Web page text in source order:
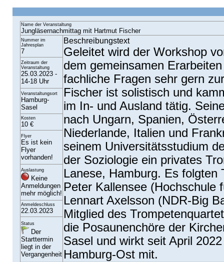
Name der Veranstaltung
Jungläsernachmittag mit Hartmut Fischer
Nummer im
Jahresplan
7
Beschreibungstext
Geleitet wird der Workshop
dem gemeinsamen
fachliche Fragen sehr gern
Fischer ist solistisch und
im In- und Ausland tätig.
nach Ungarn, Spanien,
Niederlande, Italien und
seinem Universitätsstudium
der Soziologie ein privates
Lanese, Hamburg. Es folgten
Peter Kallensee (Hochschule
Lennart Axelsson (NDR-Big
Mitglied des
die Posaunenchöre der
Sasel und wirkt seit April
Hamburg-Ost mit.
Zeitraum der
Veranstaltung
25.03.2023 -
14-18 Uhr
Veranstaltungsort
Hamburg-
Sasel
Kosten
10 €
Flyer
Es ist kein
Flyer
vorhanden!
Auslastung
Keine
Anmeldungen
mehr möglich!
Anmeldeschluss
22.03.2023
Status
Der
Starttermin
liegt in der
Vergangenheit